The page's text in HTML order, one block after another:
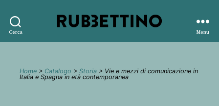
Cerca
editore
Menu
Home > Catalogo > Storia > Vie e mezzi di comunicazione in
Italia e Spagna in età contemporanea